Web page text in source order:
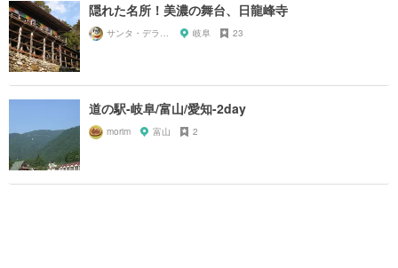
隠れた名所！美濃の舞台、日龍峰寺
サンタ・デラックス 岐阜 23
道の駅-岐阜/富山/愛知-2day
morim 富山 2